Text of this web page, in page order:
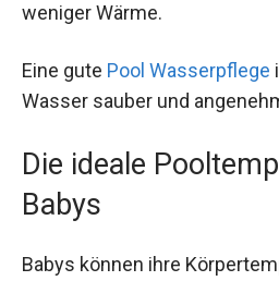
weniger Wärme.
Eine gute Pool Wasserpflege
Wasser sauber und
Die ideale
Babys
Babys können ihre